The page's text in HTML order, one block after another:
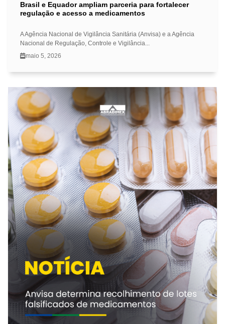
Brasil e Equador ampliam parceria para fortalecer
regulação e acesso a medicamentos
A Agência Nacional de Vigilância Sanitária (Anvisa) e a Agência
Nacional de Regulação, Controle e Vigilância...
maio 5, 2026